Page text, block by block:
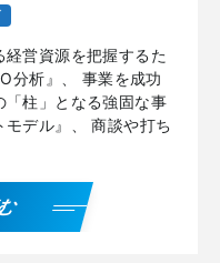
経営資源を把握するた
分析』、 事業を成功
「柱」となる強固な事
デル』、 商談や打ち